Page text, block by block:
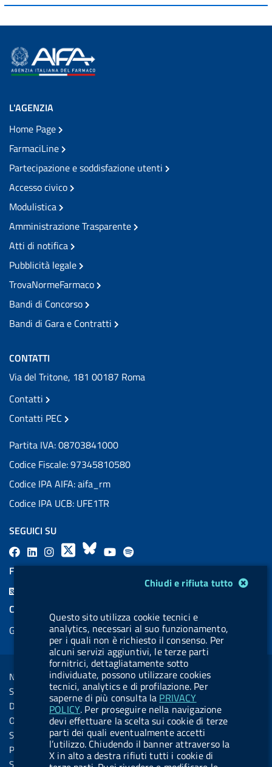
Chiudi e rifiuta tutto
Questo sito utilizza cookie tecnici e
analytics, necessari al suo funzionamento,
per i quali non è richiesto il consenso. Per
alcuni servizi aggiuntivi, le terze parti
fornitrici, dettagliatamente sotto
individuate, possono utilizzare cookies
tecnici, analytics e di profilazione. Per
saperne di più consulta la PRIVACY
POLICY. Per proseguire nella navigazione
devi effettuare la scelta sui cookie di terze
parti dei quali eventualmente accetti
l’utilizzo. Chiudendo il banner attraverso la
X in alto a destra rifiuti tutti i cookie di
L'AGENZIA
Home Page
FarmaciLine
Partecipazione e soddisfazione utenti
Accesso civico
Modulistica
Amministrazione Trasparente
Atti di notifica
Pubblicità legale
TrovaNormeFarmaco
Bandi di Concorso
Bandi di Gara e Contratti
CONTATTI
Via del Tritone, 181 00187 Roma
Contatti
Contatti PEC
Partita IVA: 08703841000
Codice Fiscale: 97345810580
Codice IPA AIFA: aifa_rm
Codice IPA UCB: UFE1TR
SEGUICI SU
F
a
L
i
a
l
.
b
u
t
t
o
n
.
i
X
B
l
s
k
y
Y
o
u
b
e
l
a
l
.
b
u
t
t
o
n
s
FEED RSS
COOKIES
Gestione cookie
Sezione Link Utili
Note legali
Social Media Policy
Dichiarazione di accessibilità
Obiettivi di accessibilità
Statistiche sito
Privacy